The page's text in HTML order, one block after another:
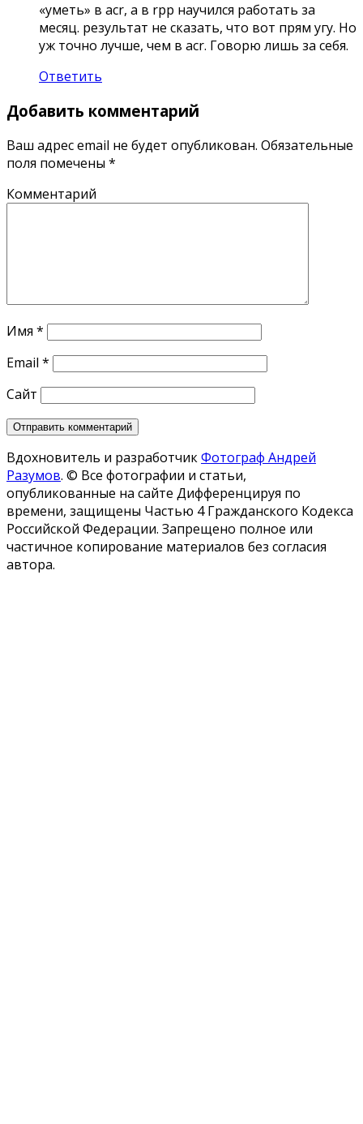
«уметь» в acr, а в rpp научился работать за
месяц. результат не сказать, что вот прям угу. Но
уж точно лучше, чем в acr. Говорю лишь за себя.
Ответить
Добавить комментарий
Ваш адрес email не будет опубликован. Обязательные
поля помечены *
Комментарий
Имя *
Email *
Сайт
Вдохновитель и разработчикФотограф Андрей
Разумов. © Все фотографии и статьи,
опубликованные на сайте Дифференцируя по
времени, защищены Частью 4 Гражданского Кодекса
Российской Федерации. Запрещено полное или
частичное копирование материалов без согласия
автора.